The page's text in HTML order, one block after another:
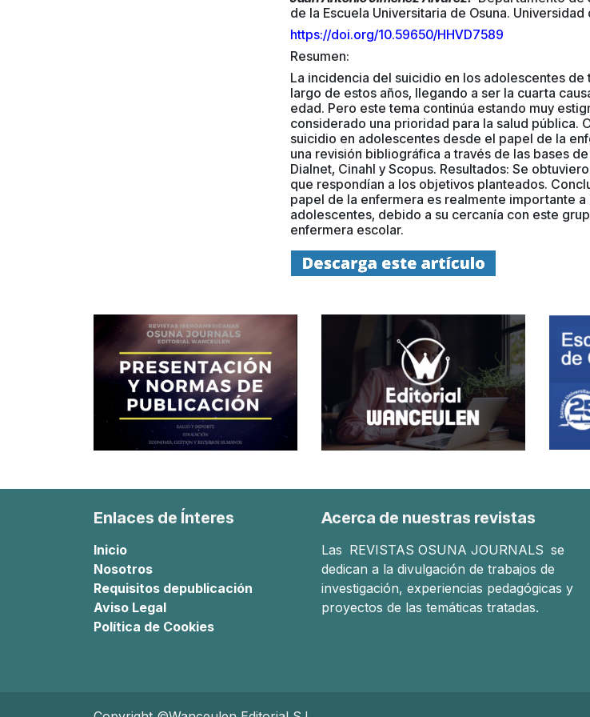
de la Escuela Universitaria de Osuna. Universidad
https://doi.org/10.59650/HHVD7589
Resumen:
La incidencia del suicidio en los adolescentes de
largo de estos años, llegando a ser la cuarta
edad. Pero este tema continúa estando muy
considerado una prioridad para la salud pública.
suicidio en adolescentes desde el papel de la
una revisión bibliográfica a través de las bases
Dialnet, Cinahl y Scopus. Resultados: Se
que respondían a los objetivos planteados.
papel de la enfermera es realmente importante
adolescentes, debido a su cercanía con este
enfermera escolar.
Enlaces de Ínteres
Inicio
Nosotros
Requisitos depublicación
Aviso Legal
Política de Cookies
Acerca de nuestras revistas
Las REVISTAS OSUNA JOURNALS se
dedican a la divulgación de trabajos de
investigación, experiencias pedagógicas y
proyectos de las temáticas tratadas.